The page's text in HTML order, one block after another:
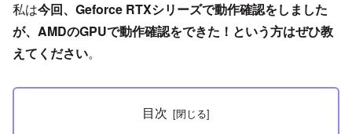
私は今回、Geforce RTXシリーズで動作確認をしました
が、AMDのGPUで動作確認をできた！という方はぜひ教
えてください。
目次